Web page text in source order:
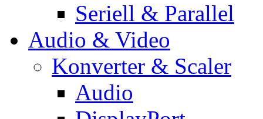
Seriell & Parallel
Audio & Video
Konverter & Scaler
Audio